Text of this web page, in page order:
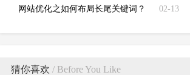
02-13
网站优化之如何布局长尾关键词？
猜你喜欢 / Before You Like